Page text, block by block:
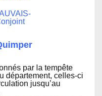
par la tempête
département, celles-ci
jusqu’au